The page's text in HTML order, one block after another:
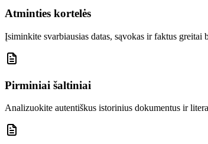
Atminties kortelės
Įsiminkite svarbiausias datas, sąvokas ir faktus
Pirminiai šaltiniai
Analizuokite autentiškus istorinius dokumentus ir